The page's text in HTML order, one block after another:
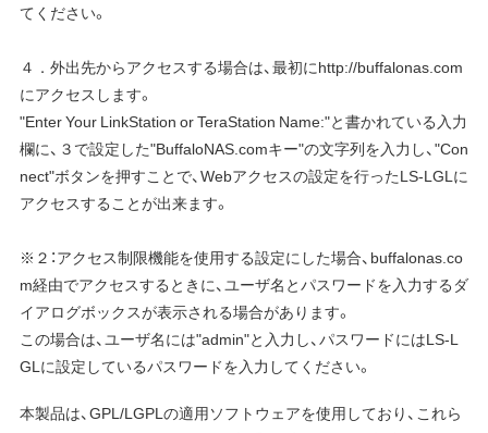
てください。
４．外出先からアクセスする場合は、最初にhttp://buffalonas.com
にアクセスします。
"Enter Your LinkStation or TeraStation Name:"と書かれている入力
欄に、３で設定した"BuffaloNAS.comキー"の文字列を入力し、"Con
nect"ボタンを押すことで、Webアクセスの設定を行ったLS-LGLに
アクセスすることが出来ます。
※２：アクセス制限機能を使用する設定にした場合、buffalonas.co
m経由でアクセスするときに、ユーザ名とパスワードを入力するダ
イアログボックスが表示される場合があります。
この場合は、ユーザ名には"admin"と入力し、パスワードにはLS-L
GLに設定しているパスワードを入力してください。
本製品は、GPL/LGPLの適用ソフトウェアを使用しており、これら